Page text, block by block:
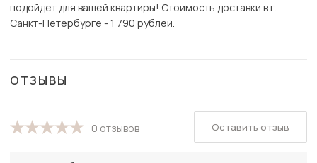
подойдет для вашей квартиры! Стоимость доставки в г.
Санкт-Петербурге - 1 790 рублей.
ОТЗЫВЫ
0 отзывов Оставить отзыв